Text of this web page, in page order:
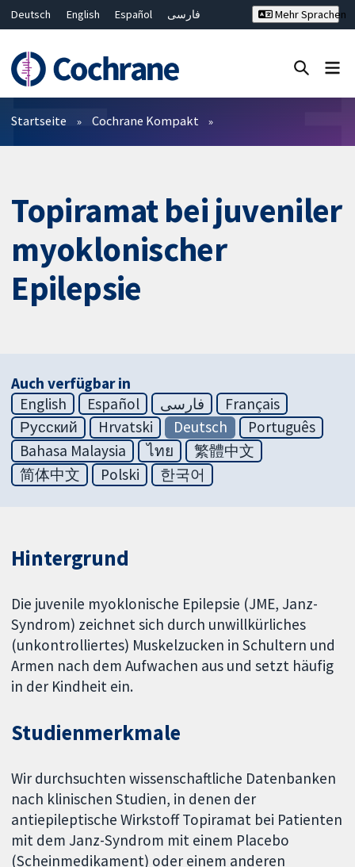
Deutsch English Español
فارسی
Bahasa Malaysia
ไทย
繁體中文
简体中文
Mehr Sprachen
Filter
Startseite Cochrane Kompakt
Topiramat bei juveniler
myoklonischer
Epilepsie
Auch verfügbar in
English
Español فارسی
Français
Русский
Hrvatski Deutsch
Português
Bahasa Malaysia
ไทย
繁體中文
简体中文
Polski 한국어
Hintergrund
Die juvenile myoklonische Epilepsie (JME, Janz-
Syndrom) zeichnet sich durch unwillkürliches
(unkontrolliertes) Muskelzucken in Schultern und
Armen nach dem Aufwachen aus und setzt häufig
in der Kindheit ein.
Studienmerkmale
Wir durchsuchten wissenschaftliche Datenbanken
nach klinischen Studien, in denen der
antiepileptische Wirkstoff Topiramat bei Patienten
mit dem Janz-Syndrom mit einem Placebo
(Scheinmedikament) oder einem anderen